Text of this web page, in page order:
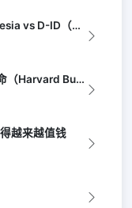
AI数字人直播评测：HeyGen vs Synthesia vs D-ID（Te...
Synthesia评测：企业培训视频的AI革命（Harvard Business...
越来越值钱